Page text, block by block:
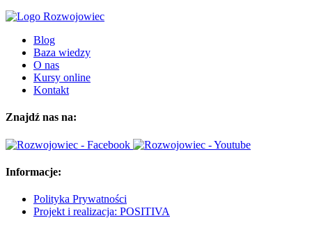
Blog
Baza wiedzy
O nas
Kursy online
Kontakt
Znajdź nas na:
Informacje:
Polityka Prywatności
Projekt i realizacja: POSITIVA